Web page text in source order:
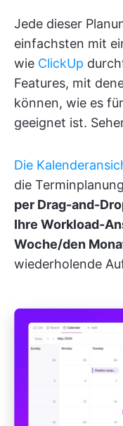
Jede dieser
einfachsten mit
wie ClickUp
Features, mit
können, wie es
geeignet ist.
Die
die
per Drag-and-
Ihre Workload-
Woche/den
wiederholende